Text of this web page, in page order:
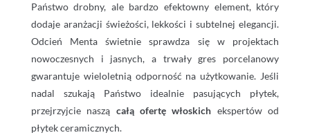
Państwo drobny, ale bardzo efektowny element, który
dodaje aranżacji świeżości, lekkości i subtelnej elegancji.
Odcień Menta świetnie sprawdza się w projektach
nowoczesnych i jasnych, a trwały gres porcelanowy
gwarantuje wieloletnią odporność na użytkowanie. Jeśli
nadal szukają Państwo idealnie pasujących płytek,
przejrzyjcie naszą całą ofertę włoskich ekspertów od
płytek ceramicznych.